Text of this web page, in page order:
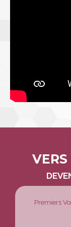
Navigation
Premiers